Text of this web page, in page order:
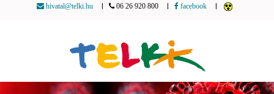
hivatal@telki.hu 06 26 920 800 facebook